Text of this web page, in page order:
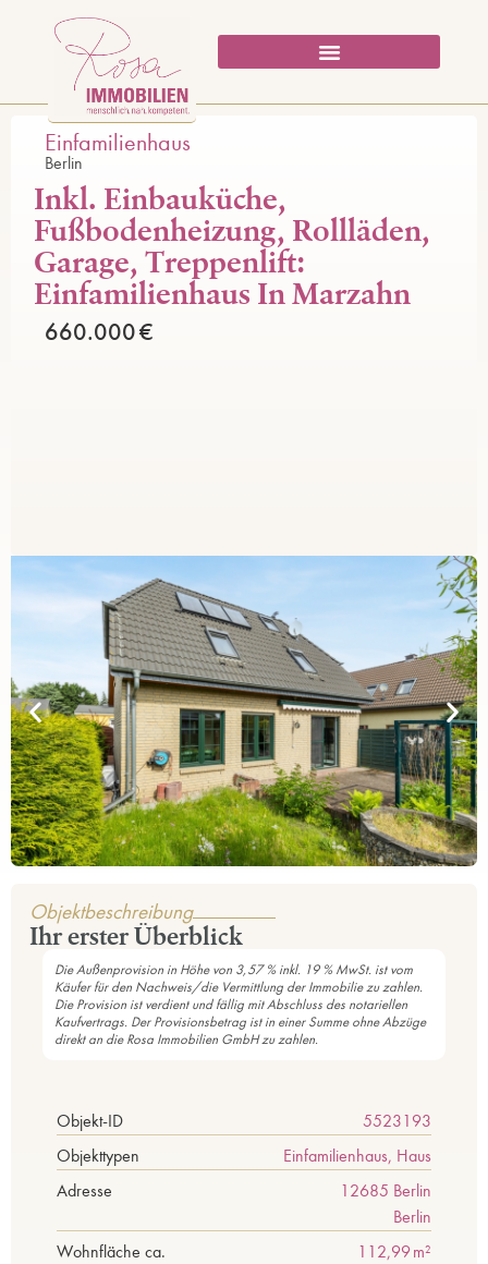
Berlin
Einfamilienhaus
Inkl. Einbauküche,
Fußbodenheizung, Rollläden,
Garage, Treppenlift:
Einfamilienhaus In Marzahn
660.000 €
Objektbeschreibung
Ihr erster Überblick
Die Außenprovision in Höhe von 3,57 % inkl. 19 % MwSt. ist vom
Käufer für den Nachweis/die Vermittlung der Immobilie zu zahlen.
Die Provision ist verdient und fällig mit Abschluss des notariellen
Kaufvertrags. Der Provisionsbetrag ist in einer Summe ohne Abzüge
direkt an die Rosa Immobilien GmbH zu zahlen.
Objekt-ID
5523193
Objekttypen
Einfamilienhaus, Haus
Adresse
12685 Berlin
Berlin
Wohnfläche ca.
112,99 m²